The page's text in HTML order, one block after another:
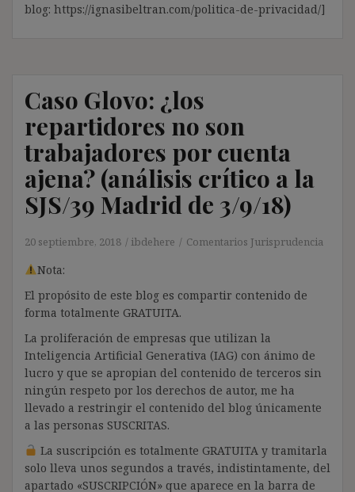
blog: https://ignasibeltran.com/politica-de-privacidad/]
Caso Glovo: ¿los
repartidores no son
trabajadores por cuenta
ajena? (análisis crítico a la
SJS/39 Madrid de 3/9/18)
20 septiembre, 2018 ibdehere Comentarios Jurisprudencia
Nota:
El propósito de este blog es compartir contenido de
forma totalmente GRATUITA.
La proliferación de empresas que utilizan la
Inteligencia Artificial Generativa (IAG) con ánimo de
lucro y que se apropian del contenido de terceros sin
ningún respeto por los derechos de autor, me ha
llevado a restringir el contenido del blog únicamente
a las personas SUSCRITAS.
La suscripción es totalmente GRATUITA y tramitarla
solo lleva unos segundos a través, indistintamente, del
apartado «SUSCRIPCIÓN» que aparece en la barra de